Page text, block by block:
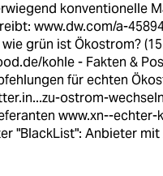
konventionelle
www.dw.com/a-
grün ist Ökostrom?
kohle- Fakten &
für echten
ostrom-wechseln
www.xn--echter-
"BlackList": Anbieter